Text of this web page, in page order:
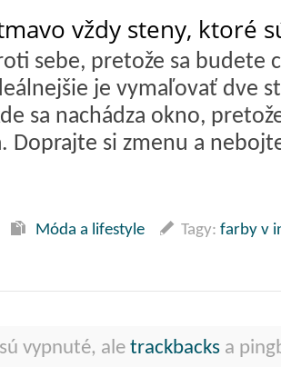
vždy steny, ktoré
sebe, pretože sa budete
je vymaľovať dve
sa nachádza okno,
Doprajte si zmenu a
Móda a lifestyle Tagy: farby v
vypnuté, ale trackbacks a